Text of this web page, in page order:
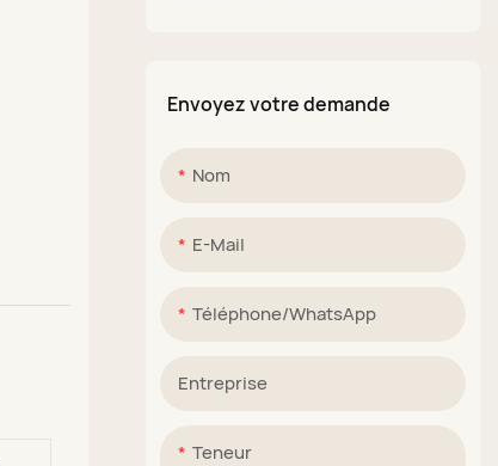
Envoyez votre demande
Nom
E-Mail
Téléphone/WhatsApp
Entreprise
Teneur